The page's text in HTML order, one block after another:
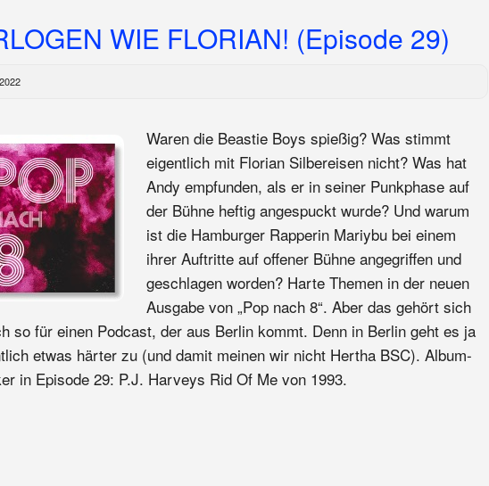
WIE FLORIAN! (Episode 29)
Waren die Beastie Boys spießig? Was stimmt
eigentlich mit Florian Silbereisen nicht? Was hat
Andy empfunden, als er in seiner Punkphase auf
der Bühne heftig angespuckt wurde? Und warum
ist die Hamburger Rapperin Mariybu bei einem
ihrer Auftritte auf offener Bühne angegriffen und
geschlagen worden? Harte Themen in der neuen
Ausgabe von „Pop nach 8“. Aber das gehört sich
so für einen Podcast, der aus Berlin kommt. Denn in Berlin geht es ja
etwas härter zu (und damit meinen wir nicht Hertha BSC). Album-
in Episode 29: P.J. Harveys Rid Of Me von 1993.